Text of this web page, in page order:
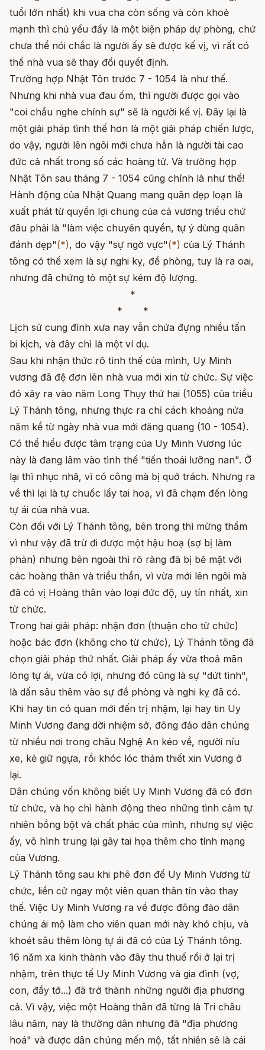
tuổi lớn nhất) khi vua cha còn sống và còn khoẻ
mạnh thì chủ yếu đấy là một biện pháp dự phòng, chứ
chưa thể nói chắc là người ấy sẽ được kế vị, vì rất có
thể nhà vua sẽ thay đổi quyết định.
Trường hợp Nhật Tôn trước 7 - 1054 là như thế.
Nhưng khi nhà vua đau ốm, thì người được gọi vào
"coi chầu nghe chính sự" sẽ là người kế vị. Đây lại là
một giải pháp tình thế hơn là một giải pháp chiến lược,
do vậy, người lên ngôi mới chưa hẳn là người tài cao
đức cả nhất trong số các hoàng tử. Và trường hợp
Nhật Tôn sau tháng 7 - 1054 cũng chính là như thế!
Hành động của Nhật Quang mang quân dẹp loạn là
xuất phát từ quyền lợi chung của cả vương triều chứ
đâu phải là "làm việc chuyên quyền, tự ý dùng quân
đánh dẹp"(*), do vậy "sự ngờ vực"(*) của Lý Thánh
tông có thể xem là sự nghi kỵ, đề phòng, tuy là ra oai,
nhưng đã chứng tỏ một sự kém độ lượng.
*
* *
Lịch sử cung đình xưa nay vẫn chứa đựng nhiều tấn
bi kịch, và đây chỉ là một ví dụ.
Sau khi nhận thức rõ tình thế của mình, Uy Minh
vương đã đệ đơn lên nhà vua mới xin từ chức. Sự việc
đó xảy ra vào năm Long Thụy thứ hai (1055) của triều
Lý Thánh tông, nhưng thực ra chỉ cách khoảng nửa
năm kể từ ngày nhà vua mới đăng quang (10 - 1054).
Có thể hiểu được tâm trạng của Uy Minh Vương lúc
này là đang lâm vào tình thế "tiến thoái lưỡng nan". Ở
lại thì nhục nhã, vì có công mà bị quở trách. Nhưng ra
về thì lại là tự chuốc lấy tai hoạ, vì đã chạm đến lòng
tự ái của nhà vua.
Còn đối với Lý Thánh tông, bên trong thì mừng thầm
vì như vậy đã trừ đi được một hậu hoạ (sợ bị làm
phản) nhưng bên ngoài thì rõ ràng đã bị bẽ mặt với
các hoàng thân và triều thần, vì vừa mới lên ngôi mà
đã có vị Hoàng thân vào loại đức độ, uy tín nhất, xin
từ chức.
Trong hai giải pháp: nhận đơn (thuận cho từ chức)
hoặc bác đơn (không cho từ chức), Lý Thánh tông đã
chọn giải pháp thứ nhất. Giải pháp ấy vừa thoả mãn
lòng tự ái, vừa có lợi, nhưng đó cũng là sự "dứt tình",
là dấn sâu thêm vào sự đề phòng và nghi kỵ đã có.
Khi hay tin có quan mới đến trị nhậm, lại hay tin Uy
Minh Vương đang dời nhiệm sở, đông đảo dân chúng
từ nhiều nơi trong châu Nghệ An kéo về, người níu
xe, kẻ giữ ngựa, rồi khóc lóc thảm thiết xin Vương ở
lại.
Dân chúng vốn không biết Uy Minh Vương đã có đơn
từ chức, và họ chỉ hành động theo những tình cảm tự
nhiên bồng bột và chất phác của mình, nhưng sự việc
ấy, vô hình trung lại gây tai họa thêm cho tính mạng
của Vương.
Lý Thánh tông sau khi phê đơn để Uy Minh Vương từ
chức, liền cử ngay một viên quan thân tín vào thay
thế. Việc Uy Minh Vương ra về được đông đảo dân
chúng ái mộ làm cho viên quan mới này khó chịu, và
khoét sâu thêm lòng tự ái đã có của Lý Thánh tông.
16 năm xa kinh thành vào đây thu thuế rồi ở lại trị
nhậm, trên thực tế Uy Minh Vương và gia đình (vợ,
con, đầy tớ...) đã trở thành những người địa phương
cả. Vì vậy, việc một Hoàng thân đã từng là Tri châu
lâu năm, nay là thường dân nhưng đã "địa phương
hoá" và được dân chúng mến mộ, tất nhiên sẽ là cái